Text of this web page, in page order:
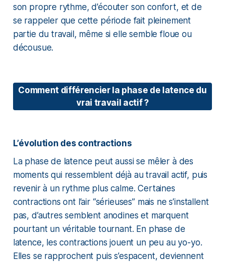
son propre rythme, d’écouter son confort, et de
se rappeler que cette période fait pleinement
partie du travail, même si elle semble floue ou
décousue.
Comment différencier la phase de latence du
vrai travail actif ?
L’évolution des contractions
La phase de latence peut aussi se mêler à des
moments qui ressemblent déjà au travail actif, puis
revenir à un rythme plus calme. Certaines
contractions ont l’air “sérieuses” mais ne s’installent
pas, d’autres semblent anodines et marquent
pourtant un véritable tournant. En phase de
latence, les contractions jouent un peu au yo-yo.
Elles se rapprochent puis s’espacent, deviennent